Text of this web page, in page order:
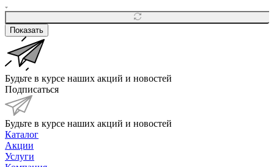
Показать
Будьте в курсе наших акций и новостей
Подписаться
Будьте в курсе наших акций и новостей
Каталог
Акции
Услуги